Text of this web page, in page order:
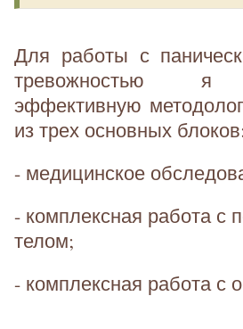
Для работы с
тревожностью я
эффективную
из трех основных блоков:
- медицинское
- комплексная работа с
телом;
- комплексная работа с